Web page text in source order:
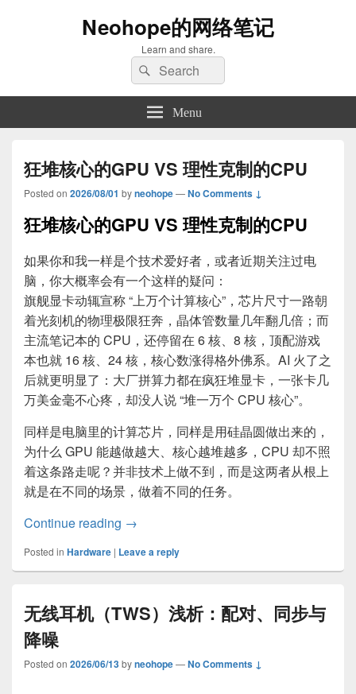
Neohope的网络笔记
Learn and share.
Search
for:
Search
Menu
狂堆核心的GPU VS 理性克制的CPU
Posted on 2026/08/01 byneohope—No Comments ↓
狂堆核心的GPU VS 理性克制的CPU
如果你和我一样是个技术爱好者，或者近期关注过电
脑，你大概率会有一个这样的疑问：
旗舰显卡动辄宣称 “上万个计算核心”，芯片尺寸一路朝
着光刻机的物理极限狂奔，晶体管数量几年翻几倍；而
主流笔记本的 CPU，还停留在 6 核、8 核，顶配游戏
本也就 16 核、24 核，核心数涨得格外佛系。AI 火了之
后就更明显了：大厂拼算力都在疯狂堆显卡，一张卡几
万美金毫不心疼，却没人说 “堆一万个 CPU 核心”。
同样是电脑里的计算芯片，同样是用硅晶圆做出来的，
为什么 GPU 能越做越大、核心越堆越多，CPU 却不照
着这条路走呢？并非技术上做不到，而是这两者从根上
就是在不同的场景，做着不同的任务。
Continue reading 狂堆核心的GPU VS 理性克制的CPU
→
Posted in Hardware | Leave a reply
无线耳机（TWS）浅析：配对、同步与
降噪
Posted on 2026/06/13byneohope—No Comments ↓